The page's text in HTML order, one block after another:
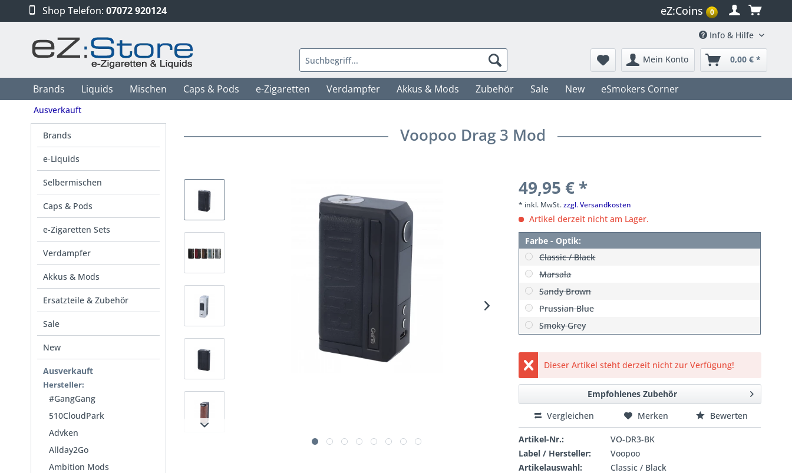
Shop Telefon: 07072 920124 eZ:Coins 0
Info & Hilfe
Mein Konto 0,00 € *
Brands Liquids Mischen Caps & Pods e-Zigaretten Verdampfer Akkus & Mods Zubehör Sale New eSmokers Corner
Ausverkauft
Brands
e-Liquids
Selbermischen
Caps & Pods
e-Zigaretten Sets
Verdampfer
Akkus & Mods
Ersatzteile & Zubehör
Sale
New
Ausverkauft
Hersteller:
#GangGang
510CloudPark
Advken
Allday2Go
Ambition Mods
Voopoo Drag 3 Mod
49,95 € *
* inkl. MwSt.zzgl. Versandkosten
Artikel derzeit nicht am Lager.
Farbe - Optik:
Classic / Black
Marsala
Sandy Brown
Prussian Blue
Smoky Grey
Dieser Artikel steht derzeit nicht zur Verfügung!
Empfohlenes Zubehör
Vergleichen
Merken Bewerten
Artikel-Nr.:
VO-DR3-BK
Label / Hersteller:
Voopoo
Artikelauswahl:
Classic / Black